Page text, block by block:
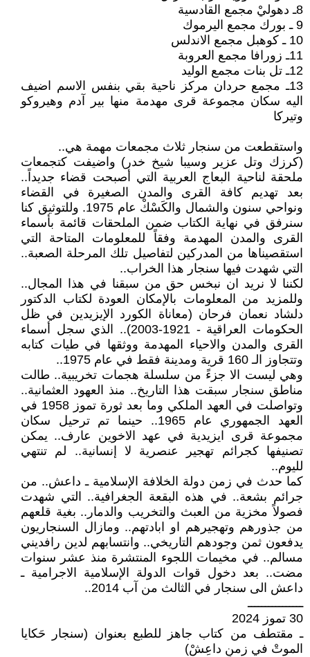
8ـ دهوليْ مجمع القادسية
9 ـ بورك مجمع اليرموك
10 ـ كوهبل مجمع الاندلس
11ـ زورافا مجمع العروبة
12ـ تل بنات مجمع الوليد
13ـ مجمع حردان مركز ناحية بقي بنفس الاسم اضيف
اليه سكان مجموعة قرى مهدمة منها بير آدم وهيروكو
وتيركا
واستقطعت من سنجار ثلاث مجمعات مهمة هي..
(كرزك وتل عزير وسيبا شيخ خدر) واضيفت كتجمعات
ملحقة لناحية البعاج العربية التي أصبحت قضاء جديداً..
بعد تهديم كافة القرى والمدن الصغيرة في القضاء
ونواحي سنون والشمال والكَسْكْ عام 1975. وللتوثيق كنا
سنرفق في نهاية الكتاب ضمن الملحقات قائمة بأسماء
القرى والمدن المهدمة وفقاً للمعلومات المتاحة التي
استقصيناها من المدركين لتفاصيل تلك المرحلة الصعبة..
التي شهدت فيها سنجار هذا الخراب..
لكننا لا نريد ان نبخس حق من سبقنا في هذا المجال..
وللمزيد من المعلومات بالإمكان العودة لكتاب الدكتور
دلشاد نعمان فرحان (معاناة الكورد الإيزيدين في ظل
الحكومات العراقية - 1921-2003).. الذي سجل أسماء
القرى والمدن والاحياء المهدمة ووثقها في طيات كتابه
وتتجاوز الـ 160 قرية ومدينة فقط في عام 1975..
وهي ليست الا جزءً من سلسلة هجمات تخريبية.. طالت
مناطق سنجار سبقت هذا التاريخ.. منذ العهود العثمانية..
وتواصلت في العهد الملكي وما بعد ثورة تموز 1958 في
العهد الجمهوري عام 1965.. حينما تم ترحيل سكان
مجموعة قرى ايزيدية في عهد الاخوين عارف.. يمكن
تصنيفها كجرائم تهجير عنصرية لا إنسانية.. لم تنتهي
لليوم..
كما حدث في زمن دولة الخلافة الإسلامية ـ داعش.. من
جرائم بشعة.. في هذه البقعة الجغرافية.. التي شهدت
فصولاً مخزية من العبث والتخريب والدمار.. بغية قلعهم
من جذورهم وتهجيرهم او ابادتهم.. ومازال السنجاريون
يدفعون ثمن وجودهم التاريخي.. وانتسابهم لدين رافديني
مسالم.. في مخيمات اللجوء المنتشرة منذ عشر سنوات
مضت.. بعد دخول قوات الدولة الإسلامية الاجرامية ـ
داعش الى سنجار في الثالث من آب 2014..
ــــــــــــــــ
30 تموز 2024
ـ مقتطف من كتاب جاهز للطبع بعنوان (سنجار حَكايا
الموتْ في زمنِ داعِشْ)